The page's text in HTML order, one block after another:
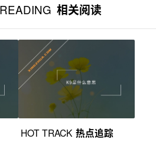
相关阅读
HOT TRACK 热点追踪